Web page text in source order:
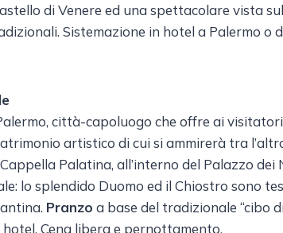
di Venere ed una spettacolare vista
Sistemazione in hotel a Palermo o
città-capoluogo che offre ai
artistico di cui si ammirerà tra
Palatina, all’interno del Palazzo dei
lo splendido Duomo ed il Chiostro sono
Pranzo a base del tradizionale “cibo
Cena libera e pernottamento.